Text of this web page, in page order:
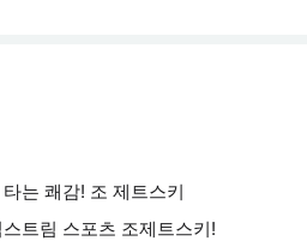
는 쾌감! 조 제트스키
트림 스포츠 조제트스키!